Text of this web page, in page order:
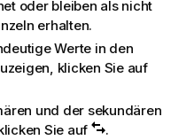
oder bleiben als nicht
erhalten.
Werte in den
klicken Sie auf
und der sekundären
Sie auf
.